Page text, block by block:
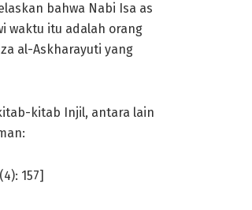
bahwa Nabi Isa as
waktu itu adalah orang
al-Askharayuti yang
kitab Injil, antara lain
157]